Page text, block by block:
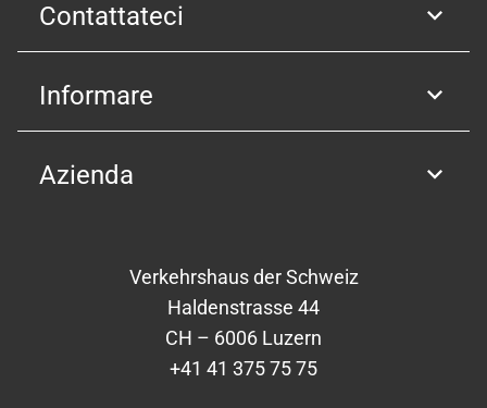
Contattateci
Informare
Azienda
Verkehrshaus der Schweiz
Haldenstrasse 44
CH – 6006 Luzern
+41 41 375 75 75